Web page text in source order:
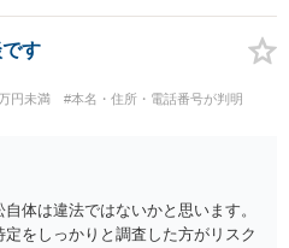
す
円未満 #本名・住所・電話番号が判明
体は違法ではないかと思います。
をしっかりと調査した方がリスク